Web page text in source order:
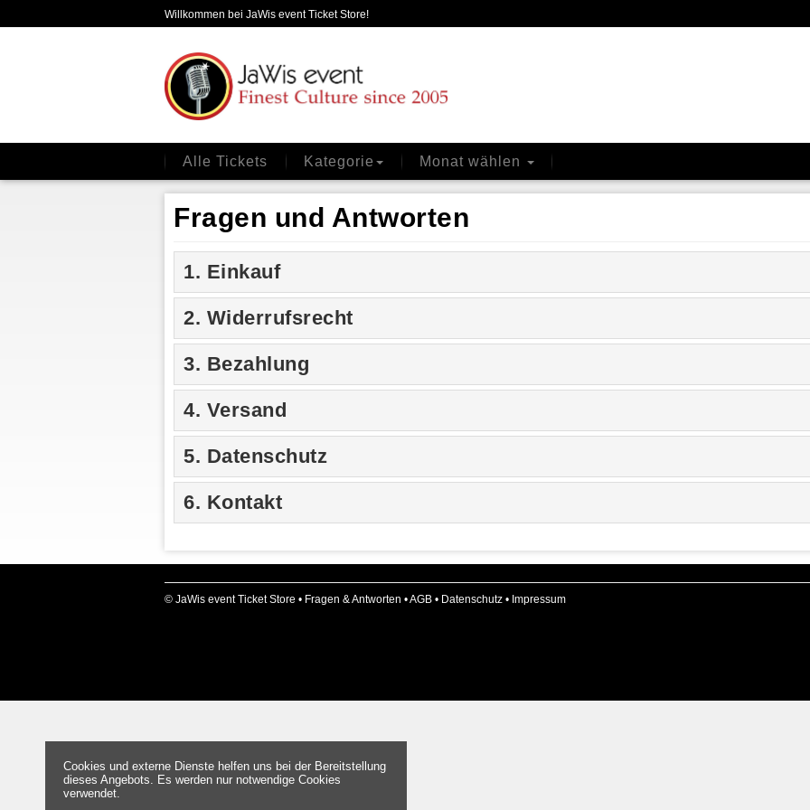
Willkommen bei JaWis event Ticket Store!
Alle Tickets Kategorie Monat wählen
Fragen und Antworten
1. Einkauf
2. Widerrufsrecht
3. Bezahlung
4. Versand
5. Datenschutz
6. Kontakt
© JaWis event Ticket Store • Fragen & Antworten •AGB • Datenschutz • Impressum
Cookies und externe Dienste helfen uns bei der Bereitstellung
dieses Angebots. Es werden nur notwendige Cookies
verwendet.